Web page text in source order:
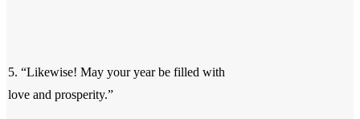
5. “Likewise! May your year be filled with
love and prosperity.”